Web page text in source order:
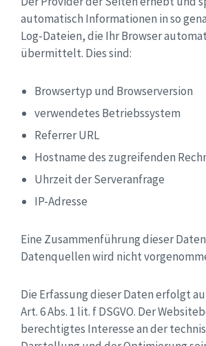
automatisch Informationen in so
Log-Dateien, die Ihr Browser
übermittelt. Dies sind:
Browsertyp und Browserversion
verwendetes Betriebssystem
Referrer URL
Hostname des zugreifenden
Uhrzeit der Serveranfrage
IP-Adresse
Eine Zusammenführung dieser
Datenquellen wird nicht
Die Erfassung dieser Daten erfolgt
Art. 6 Abs. 1 lit. f DSGVO. Der
berechtigtes Interesse an der